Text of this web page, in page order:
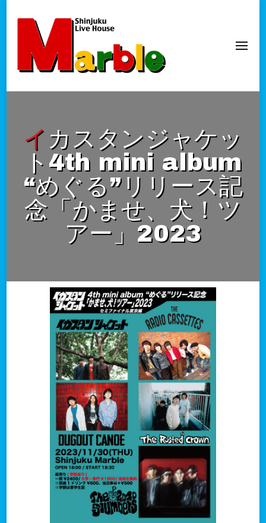
新宿Marble
official website
イカスタンジャケッ
ト4th mini album
“めぐる”リリース記
念「かませ、犬！ツ
アー」2023